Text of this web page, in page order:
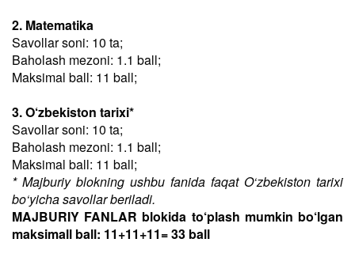
2. Matematika
Savollar soni: 10 ta;
Baholash mezoni: 1.1 ball;
Maksimal ball: 11 ball;
3. O‘zbekiston tarixi*
Savollar soni: 10 ta;
Baholash mezoni: 1.1 ball;
Maksimal ball: 11 ball;
* Majburiy blokning ushbu fanida faqat O‘zbekiston tarixi
bo‘yicha savollar beriladi.
MAJBURIY FANLAR blokida to‘plash mumkin bo‘lgan
maksimall ball: 11+11+11= 33 ball